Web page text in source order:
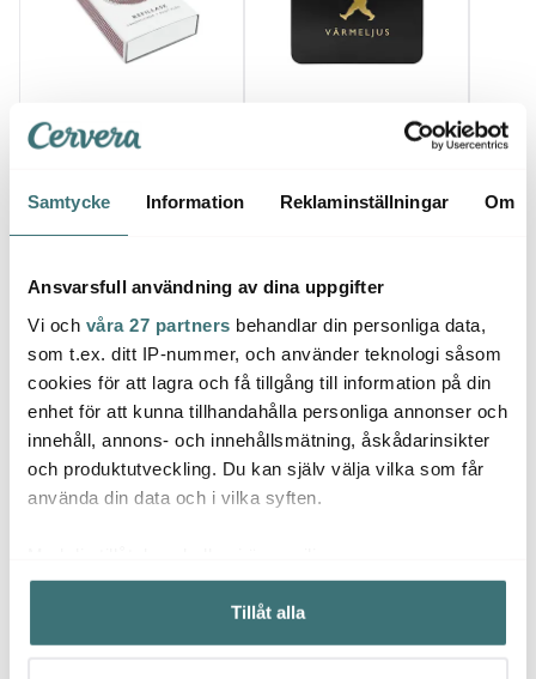
Samtycke Information Reklaminställningar Om
Ansvarsfull användning av dina uppgifter
Vi och våra 27 partners behandlar din personliga data,
som t.ex. ditt IP-nummer, och använder teknologi såsom
cookies för att lagra och få tillgång till information på din
enhet för att kunna tillhandahålla personliga annonser och
innehåll, annons- och innehållsmätning, åskådarinsikter
och produktutveckling. Du kan själv välja vilka som får
använda din data och i vilka syften.
Samla in information om din geografiska plats som
kan ha en noggrannhet på upp till flera meter
Identifiera din enhet genom att aktivt skanna den för
Tillåt alla
Solstickan
Refill till Tändsticksburk
49 kr
Värmeljuslåda för 100
229 kr
Burk
179
Låt dig inspireras av våra kunder
Ljusmanschetter